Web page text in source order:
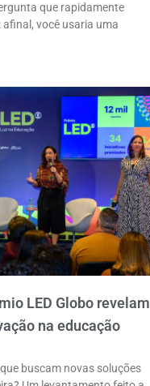
que rapidamente
você usaria uma
LED Globo revelam
na educação
buscam novas soluções